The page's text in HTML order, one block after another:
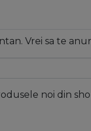
Vrei sa te
noi din